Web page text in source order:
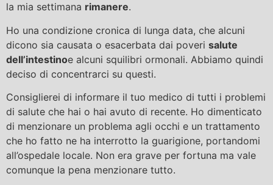
la mia settimana rimanere.
Ho una condizione cronica di lunga data, che alcuni
dicono sia causata o esacerbata dai poveri salute
dell’intestinoe alcuni squilibri ormonali. Abbiamo quindi
deciso di concentrarci su questi.
Consiglierei di informare il tuo medico di tutti i problemi
di salute che hai o hai avuto di recente. Ho dimenticato
di menzionare un problema agli occhi e un trattamento
che ho fatto ne ha interrotto la guarigione, portandomi
all’ospedale locale. Non era grave per fortuna ma vale
comunque la pena menzionare tutto.